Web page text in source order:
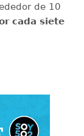
de 10
cada siete